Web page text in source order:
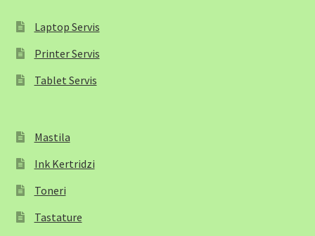
Laptop Servis
Printer Servis
Tablet Servis
Mastila
Ink Kertridzi
Toneri
Tastature